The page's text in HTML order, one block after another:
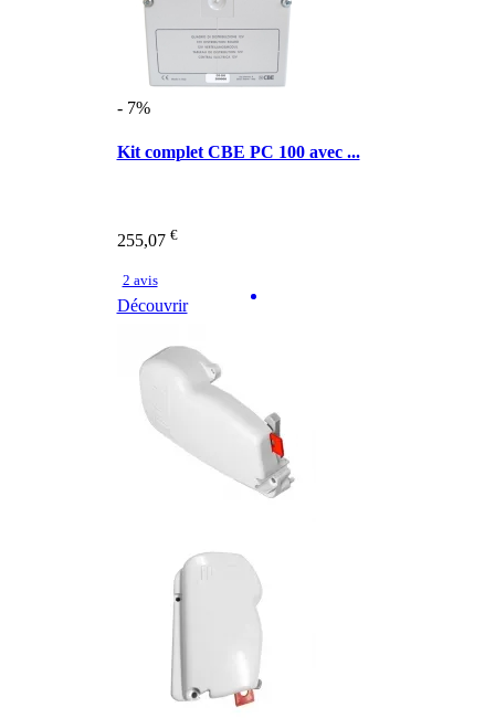
- 7%
Kit complet CBE PC 100 avec ...
255,07 €
2 avis
Découvrir